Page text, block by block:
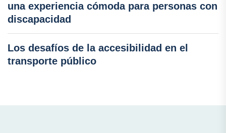
una experiencia cómoda para personas con
discapacidad
Los desafíos de la accesibilidad en el
transporte público